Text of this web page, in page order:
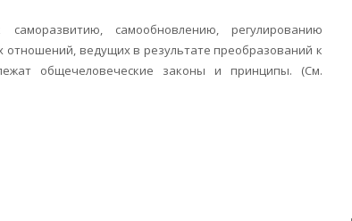
самообновлению, регулированию
отношений, ведущих в результате преобразований к
общечеловеческие законы и принципы. (См.